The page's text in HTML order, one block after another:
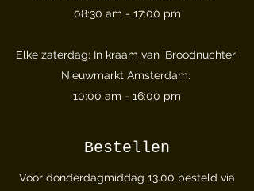
08:30 am - 17:00 pm
Elke zaterdag: In kraam van 'Broodnuchter'
Nieuwmarkt Amsterdam:
10:00 am - 16:00 pm
Bestellen
Voor donderdagmiddag 13.00 besteld via